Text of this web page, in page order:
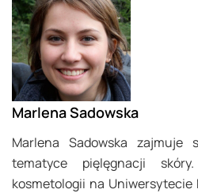
Marlena Sadowska
Marlena Sadowska
tematyce pięlęgnacji
kosmetologii na Uniwersytecie